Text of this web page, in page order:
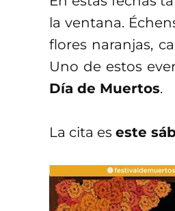
la ventana.
flores naranjas,
Uno de estos
Día de Muertos.
La cita es este